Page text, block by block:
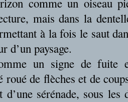
comme un oiseau
mais dans la
à la fois le saut
d’un paysage.
un signe de fuite
roué de flèches et de
sérénade, sous les